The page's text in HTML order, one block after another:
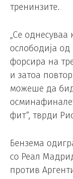
тренинзите.
„Се
ослободија
форсира на
и затоа
можеше да
фит“, тврди
Бензема
со Реал
против